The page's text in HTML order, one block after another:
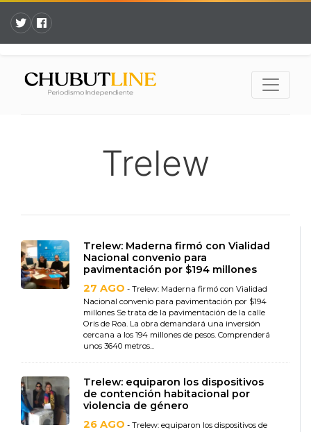
Trelew
Trelew: Maderna firmó con Vialidad
Nacional convenio para
pavimentación por $194 millones
27 AGO - Trelew: Maderna firmó con Vialidad
Nacional convenio para pavimentación por $194
millones Se trata de la pavimentación de la calle
Oris de Roa. La obra demandará una inversión
cercana a los 194 millones de pesos. Comprenderá
unos 3640 metros...
Trelew: equiparon los dispositivos
de contención habitacional por
violencia de género
26 AGO - Trelew: equiparon los dispositivos de